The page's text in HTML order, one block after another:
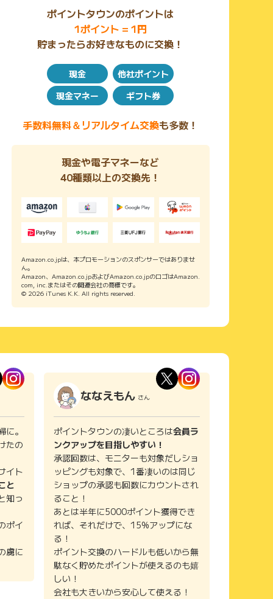
ポイントタウンのポイントは
1ポイント = 1円
貯まったらお好きなものに交換！
現金
他社ポイント
現金マネー
ギフト券
手数料無料＆リアルタイム交換も多数！
現金や電子マネーなど
40種類以上の交換先！
Amazon.co.jpは、本プロモーションのスポンサーではありませ
ん。
Amazon、Amazon.co.jpおよびAmazon.co.jpのロゴはAmazon.
com, inc.またはその関連会社の商標です。
© 2026 iTunes K.K. All rights reserved.
。
たの
イト
と
知っ
ポイ
虜に
ななえもん さん
ポイントタウンの凄いところは会員ラ
ンクアップを目指しやすい！
承認回数は、モニターも対象だしショ
ッピングも対象で、1番凄いのは同じ
ショップの承認も回数にカウントされ
ること！
あとは半年に5000ポイント獲得でき
れば、それだけで、15%アップにな
る！
ポイント交換のハードルも低いから無
駄なく貯めたポイントが使えるのも嬉
しい！
会社も大きいから安心して使える！